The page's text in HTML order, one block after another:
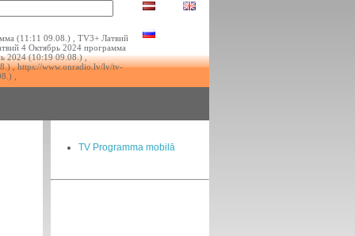
(11:11 09.08.) , TV3+ Латвий
4 Октябрь 2024 программа
2024 (10:19 09.08.) ,
, https://www.onradio.lv/lv/tv-
,
TV Programma mobilā